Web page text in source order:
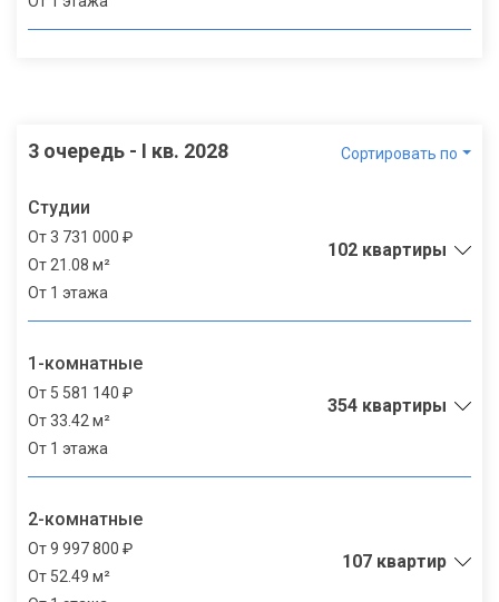
3 очередь - I кв. 2028 Сортировать по
Студии
От 3 731 000 ₽
От 21.08 м²
От 1 этажа
102 квартиры
1-комнатные
От 5 581 140 ₽
От 33.42 м²
От 1 этажа
354 квартиры
2-комнатные
От 9 997 800 ₽
От 52.49 м²
107 квартир